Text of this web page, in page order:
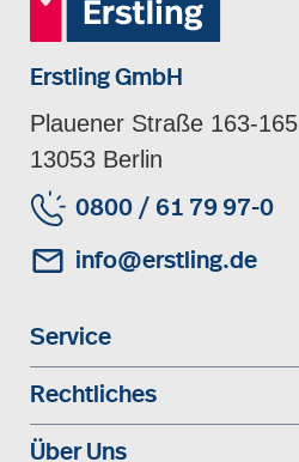
Erstling GmbH
Plauener Straße 163-165
13053 Berlin
0800 / 61 79 97-0
info@erstling.de
Service
Rechtliches
Über Uns